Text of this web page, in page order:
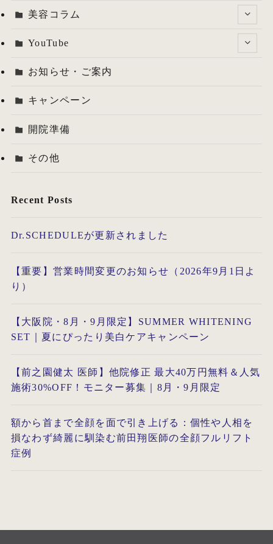
美容コラム
YouTube
お知らせ・ご案内
キャンペーン
開院準備
その他
Recent Posts
Dr.SCHEDULEが更新されました
【重要】営業時間変更のお知らせ（2026年9月1日よ
り）
【大阪院・8月・9月限定】SUMMER WHITENING
SET｜夏にぴったり美白ケアキャンペーン
【前之園健太 医師】他院修正 最大40万円無料＆人気
施術30%OFF！モニター募集｜8月・9月限定
額から首まで全顔を面で引き上げる：個性や人相を
損なわず綺麗に馴染む前田翔医師の全顔フルリフト
症例